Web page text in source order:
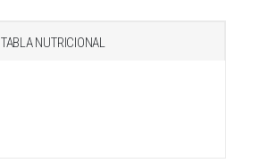
TABLA NUTRICIONAL